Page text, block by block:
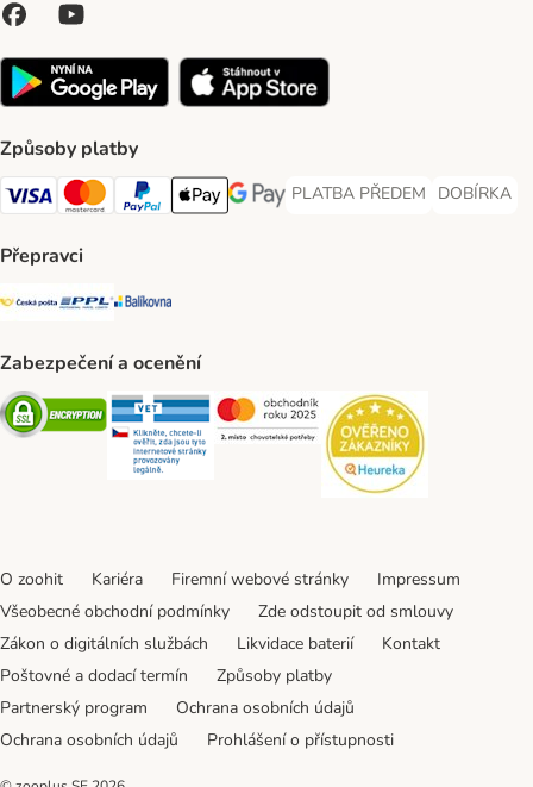
Způsoby platby
Visa Payment Method
Mastercard Payment Method
PayPal Payment Method
Apple pay Payment Method
GooglePay Payment Method
PLATBA PŘEDEM
PLATBA PŘEDEM Payment
DOBÍRKA
DOBÍRKA
Přepravci
Česká pošta Shipping Method
PPL Shipping Method
Balíkovna Shipping Method
Zabezpečení a ocenění
Security Security Security
O zoohit Kariéra Firemní webové stránky
Impressum
Všeobecné obchodní podmínky
Zde odstoupit od smlouvy
Zákon o digitálních službách
Likvidace baterií
Kontakt
Poštovné a dodací termín
Způsoby platby
Partnerský program
Ochrana osobních údajů
Ochrana osobních údajů
Prohlášení o přístupnosti